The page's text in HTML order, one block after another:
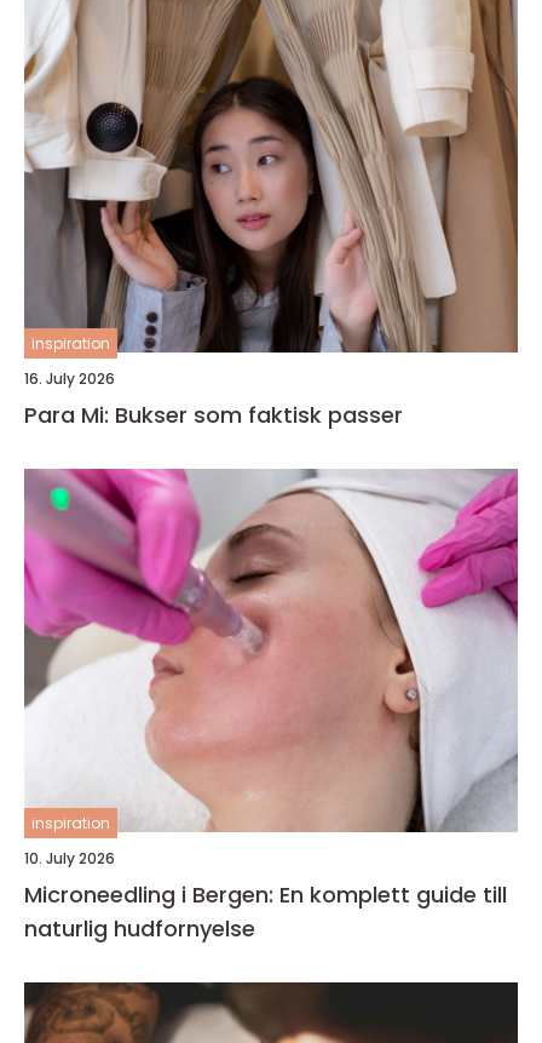
inspiration
16. July 2026
Para Mi: Bukser som faktisk passer
inspiration
10. July 2026
Microneedling i Bergen: En komplett guide till
naturlig hudfornyelse